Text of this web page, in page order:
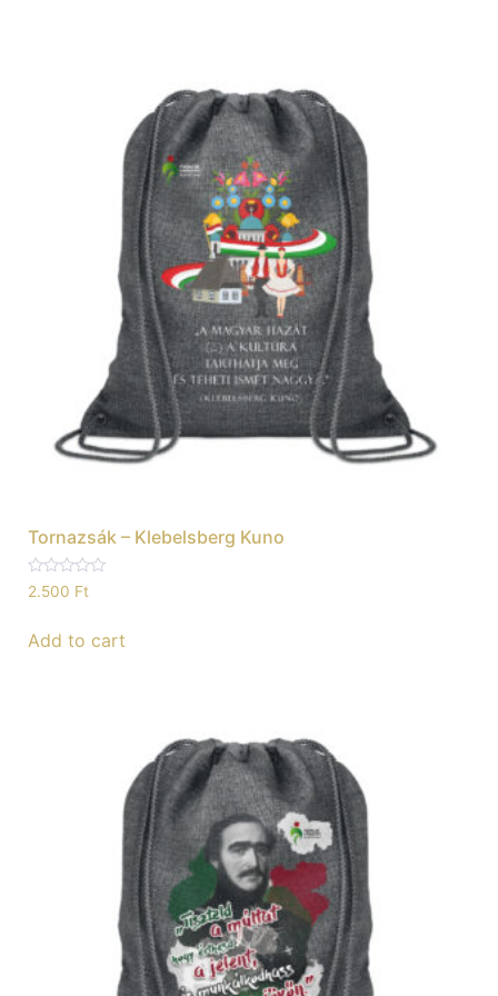
Tornazsák – Klebelsberg Kuno
Rated
0
5
2.500 Ft
Add to cart